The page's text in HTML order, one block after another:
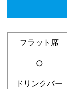
フラット席
○
ドリンクバー